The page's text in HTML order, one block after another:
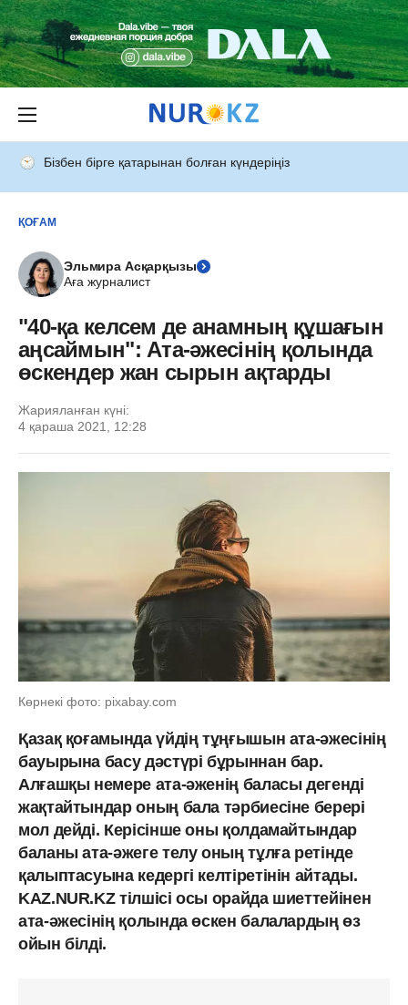
Бізбен бірге қатарынан болған күндеріңіз
ҚОҒАМ
Эльмира Асқарқызы
Аға журналист
"40-қа келсем де анамның құшағын
аңсаймын": Ата-әжесінің қолында
өскендер жан сырын ақтарды
Жарияланған күні:
4 қараша 2021, 12:28
Көрнекі фото: pixabay.com
Қазақ қоғамында үйдің тұңғышын ата-әжесінің
бауырына басу дәстүрі бұрыннан бар.
Алғашқы немере ата-әженің баласы дегенді
жақтайтындар оның бала тәрбиесіне берері
мол дейді. Керісінше оны қолдамайтындар
баланы ата-әжеге телу оның тұлға ретінде
қалыптасуына кедергі келтіретінін айтады.
KAZ.NUR.KZ тілшісі осы орайда шиеттейінен
ата-әжесінің қолында өскен балалардың өз
ойын білді.